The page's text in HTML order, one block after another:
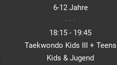
6-12 Jahre
- - -
18:15 - 19:45
Taekwondo Kids III + Teens
Kids & Jugend